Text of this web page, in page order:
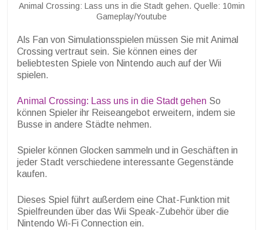
Animal Crossing: Lass uns in die Stadt gehen. Quelle: 10min
Gameplay/Youtube
Als Fan von Simulationsspielen müssen Sie mit Animal
Crossing vertraut sein. Sie können eines der
beliebtesten Spiele von Nintendo auch auf der Wii
spielen.
Animal Crossing: Lass uns in die Stadt gehen So
können Spieler ihr Reiseangebot erweitern, indem sie
Busse in andere Städte nehmen.
Spieler können Glocken sammeln und in Geschäften in
jeder Stadt verschiedene interessante Gegenstände
kaufen.
Dieses Spiel führt außerdem eine Chat-Funktion mit
Spielfreunden über das Wii Speak-Zubehör über die
Nintendo Wi-Fi Connection ein.